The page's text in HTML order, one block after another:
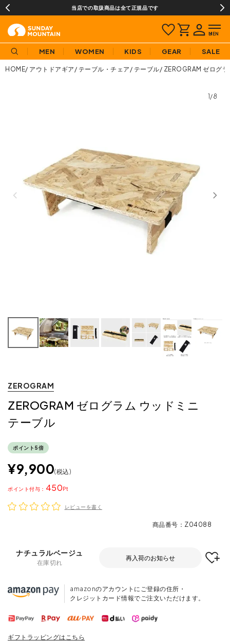
当店での取扱商品は全て正規品です
MEN WOMEN KIDS GEAR SALE
HOME アウトドアギア テーブル・チェア テーブル ZEROGRAM ゼログ
1/8
ZEROGRAM
ZEROGRAM ゼログラム ウッドミニ
テーブル
ポイント5倍
¥9,900 税込
450
ポイント
レビューを書く
商品番号 Z04088
ナチュラルベージュ
在庫切れ
再入荷のお知らせ
amazonのアカウントにご登録の住所・
クレジットカード情報でご注文いただけます。
ギフトラッピングはこちら